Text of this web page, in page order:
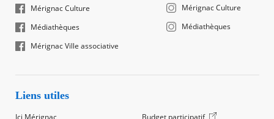
Mérignac Culture
Médiathèques
Mérignac Ville associative
Mérignac Culture
Médiathèques
Liens utiles
Ici Mérignac Budget participatif